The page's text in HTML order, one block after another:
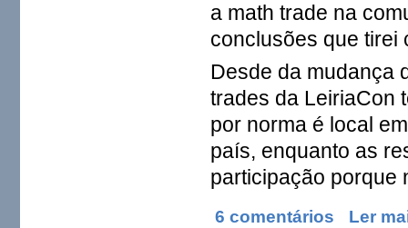
a math trade na
conclusões que tirei
Desde da mudança
trades da LeiriaCon
por norma é local
país, enquanto as
participação porque
6 comentários Ler